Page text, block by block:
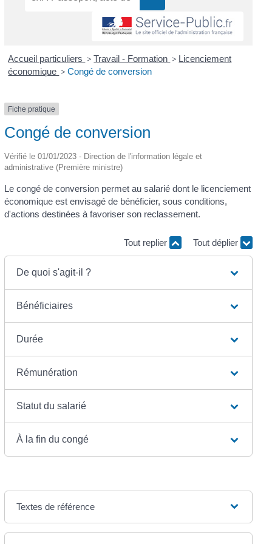
Accueil particuliers > Travail - Formation > Licenciement
économique > Congé de conversion
Fiche pratique
Congé de conversion
Vérifié le 01/01/2023 - Direction de l'information légale et
administrative (Première ministre)
Le congé de conversion permet au salarié dont le licenciement
économique est envisagé de bénéficier, sous conditions,
d'actions destinées à favoriser son reclassement.
Tout replier Tout déplier
De quoi s'agit-il ?
Bénéficiaires
Durée
Rémunération
Statut du salarié
À la fin du congé
Textes de référence